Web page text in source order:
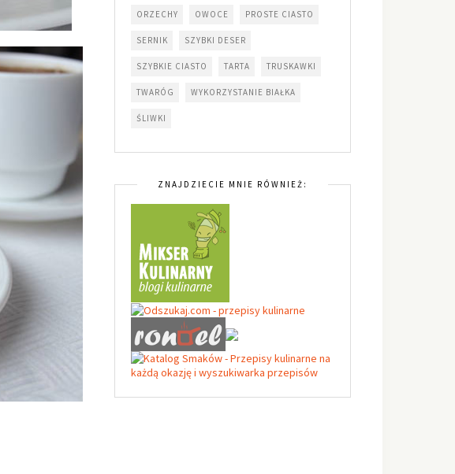
ORZECHY OWOCE PROSTE CIASTO
SERNIK SZYBKI DESER
SZYBKIE CIASTO TARTA TRUSKAWKI
TWARÓG WYKORZYSTANIE BIAŁKA
ŚLIWKI
ZNAJDZIECIE MNIE RÓWNIEŻ: